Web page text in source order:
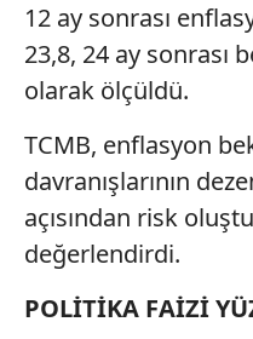
12 ay sonrası
23,8, 24 ay sonrası
olarak ölçüldü.
TCMB, enflasyon
davranışlarının
açısından risk
değerlendirdi.
POLİTİKA FAİZİ